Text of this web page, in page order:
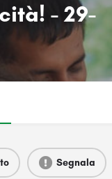
- 29-
Segnala